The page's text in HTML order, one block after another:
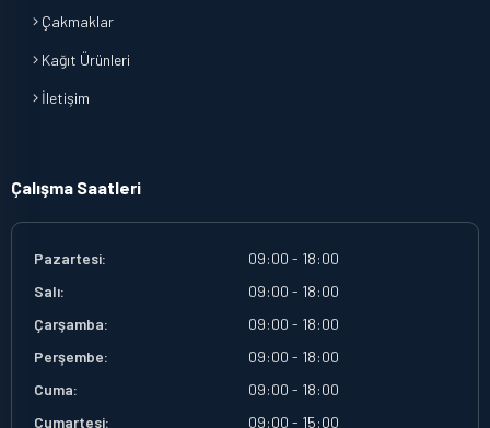
Çakmaklar
Kağıt Ürünleri
İletişim
Çalışma Saatleri
Pazartesi:
09:00 - 18:00
Salı:
09:00 - 18:00
Çarşamba:
09:00 - 18:00
Perşembe:
09:00 - 18:00
Cuma:
09:00 - 18:00
Cumartesi:
09:00 - 15:00